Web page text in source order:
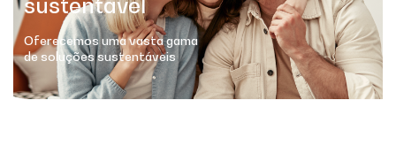
sustentável
Oferecemos uma vasta gama
de soluções sustentáveis